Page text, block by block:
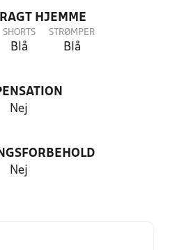
HJEMME
SHORTS
Blå
STRØMPER
Blå
Nej
Nej